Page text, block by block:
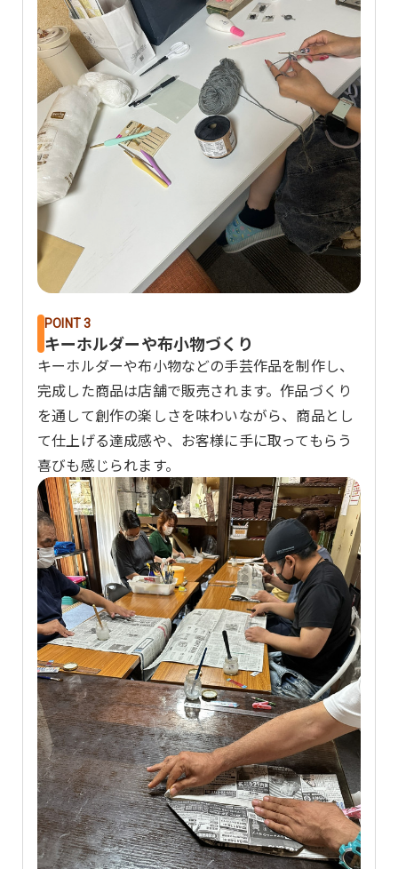
POINT 3
キーホルダーや布小物づくり
キーホルダーや布小物などの手芸作品を制作し、
完成した商品は店舗で販売されます。作品づくり
を通して創作の楽しさを味わいながら、商品とし
て仕上げる達成感や、お客様に手に取ってもらう
喜びも感じられます。